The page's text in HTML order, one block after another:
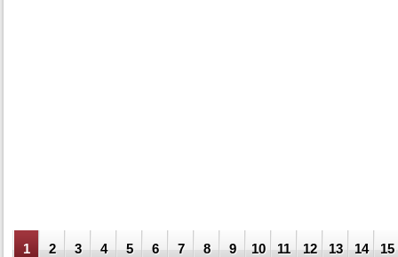
1 2 3 4 5 6 7 8 9 10 11 12 13 14 15